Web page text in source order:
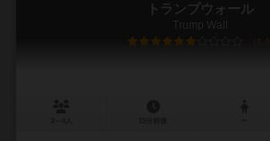
トランプウォール
Trump Wall
6.0